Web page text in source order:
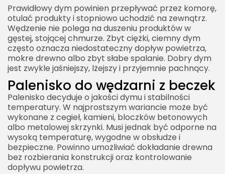
Prawidłowy dym powinien przepływać przez komorę,
otulać produkty i stopniowo uchodzić na zewnątrz.
Wędzenie nie polega na duszeniu produktów w
gęstej, stojącej chmurze. Zbyt ciężki, ciemny dym
często oznacza niedostateczny dopływ powietrza,
mokre drewno albo zbyt słabe spalanie. Dobry dym
jest zwykle jaśniejszy, lżejszy i przyjemnie pachnący.
Palenisko do wędzarni z beczek
Palenisko decyduje o jakości dymu i stabilności
temperatury. W najprostszym wariancie może być
wykonane z cegieł, kamieni, bloczków betonowych
albo metalowej skrzynki. Musi jednak być odporne na
wysoką temperaturę, wygodne w obsłudze i
bezpieczne. Powinno umożliwiać dokładanie drewna
bez rozbierania konstrukcji oraz kontrolowanie
dopływu powietrza.